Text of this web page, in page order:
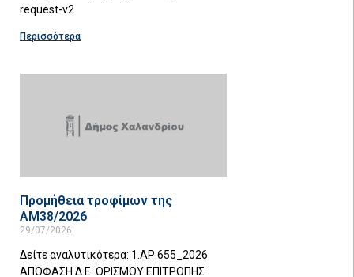
request-v2
Περισσότερα
Προμήθεια τροφίμων της
ΑΜ38/2026
29/07/2026
Δείτε αναλυτικότερα: 1.ΑΡ.655_2026
ΑΠΟΦΑΣΗ Δ.Ε. ΟΡΙΣΜΟΥ ΕΠΙΤΡΟΠΗΣ